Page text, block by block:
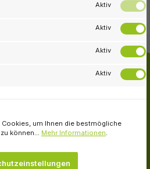
Aktiv
Aktiv
Aktiv
Aktiv
Cookies, um Ihnen die bestmögliche
können... Mehr Informationen.